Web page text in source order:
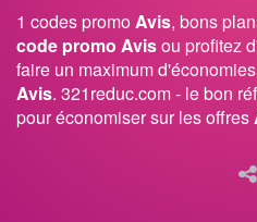
1 codes promoAvis, bons
code promo Avisou profitez
faire un maximum
Avis. 321reduc.com - le bon
pour économiser sur les offres